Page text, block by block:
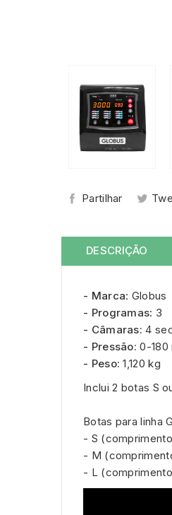
Partilhar
DESCRIÇÃO
- Marca: Globus
- Programas: 3
- Câmaras: 4
- Pressão: 0-180
- Peso: 1,120 kg
Inclui 2 botas S
Botas para linha
- S
- M
- L